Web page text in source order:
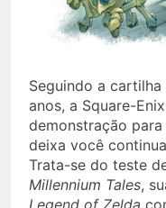
Seguindo a
anos, a Square-
demonstração
deixa você
Trata-se do teste
Millennium Tales,